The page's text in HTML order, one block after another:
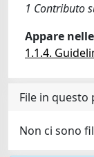
1 Contributo
Appare
1.1.4.
File in
Non ci sono